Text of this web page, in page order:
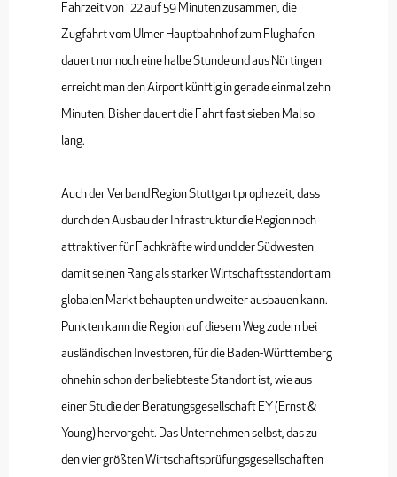
Fahrzeit von 122 auf 59 Minuten zusammen, die
Zugfahrt vom Ulmer Hauptbahnhof zum Flughafen
dauert nur noch eine halbe Stunde und aus Nürtingen
erreicht man den Airport künftig in gerade einmal zehn
Minuten. Bisher dauert die Fahrt fast sieben Mal so
lang.
Auch der Verband Region Stuttgart prophezeit, dass
durch den Ausbau der Infrastruktur die Region noch
attraktiver für Fachkräfte wird und der Südwesten
damit seinen Rang als starker Wirtschaftsstandort am
globalen Markt behaupten und weiter ausbauen kann.
Punkten kann die Region auf diesem Weg zudem bei
ausländischen Investoren, für die Baden-Württemberg
ohnehin schon der beliebteste Standort ist, wie aus
einer Studie der Beratungsgesellschaft EY (Ernst &
Young) hervorgeht. Das Unternehmen selbst, das zu
den vier größten Wirtschaftsprüfungsgesellschaften